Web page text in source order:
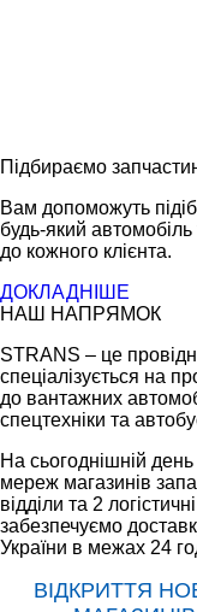
Підбираємо
Вам допоможуть
будь-який автомобіль
до кожного клієнта.
ДОКЛАДНІШЕ
НАШ НАПРЯМОК
STRANS – це
спеціалізується на
до вантажних
спецтехніки та
На сьогоднішній
мереж магазинів
відділи та 2
забезпечуємо
України в межах 24
ВІДКРИТТЯ